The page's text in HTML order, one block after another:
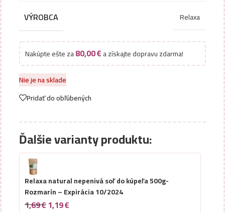
VÝROBCA Relaxa
Nakúpte ešte za80,00€a získajte dopravu zdarma!
Nie je na sklade
Pridať do obľúbených
Ďalšie varianty produktu:
Relaxa natural nepenivá soľ do kúpeľa 500g-
Rozmarín – Expirácia 10/2024
1,69€1,19€